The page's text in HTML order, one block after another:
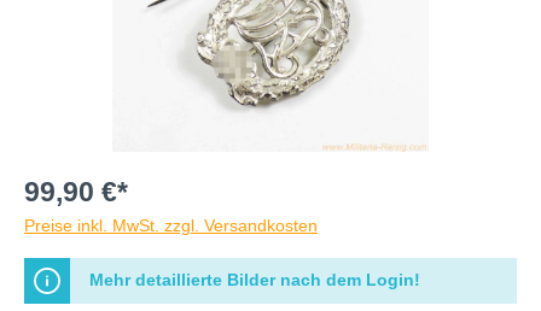
99,90 €*
Preise inkl. MwSt. zzgl. Versandkosten
Mehr detaillierte Bilder nach dem Login!